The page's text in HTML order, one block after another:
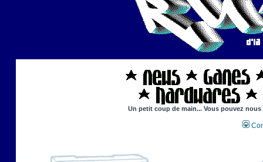
Un petit coup de main... Vous pouvez